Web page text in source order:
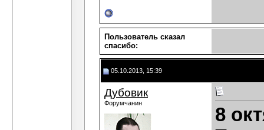
Пользователь сказал
cпасибо:
05.10.2013, 15:39
Дубовик
Форумчанин
8